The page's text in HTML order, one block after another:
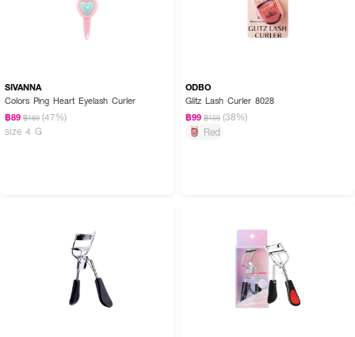
SIVANNA
Colors Ping Heart Eyelash Curler
฿89 ฿169 (47%)
size 4 G
ODBO
Glitz Lash Curler 8028
฿99 ฿159 (38%)
Red